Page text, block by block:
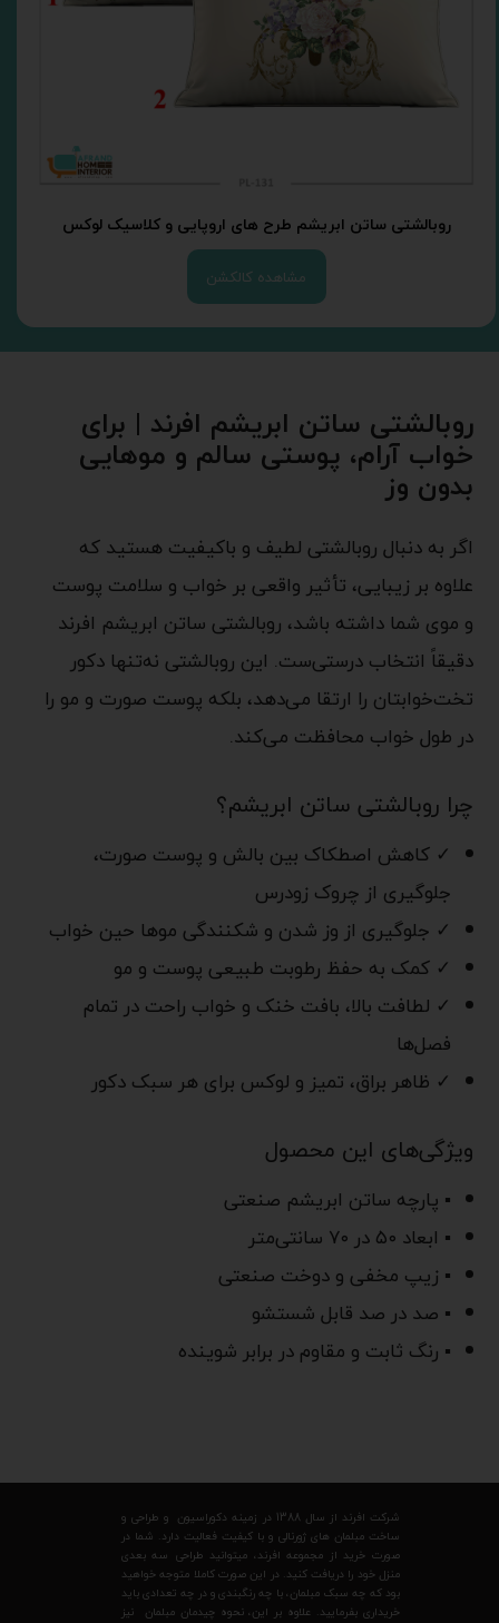
روبالشتی ساتن ابریشم طرح های اروپایی و کلاسیک لوکس
مشاهده کالکشن
روبالشتی ساتن ابریشم افرند | برای
خواب آرام، پوستی سالم و موهایی
بدون وز
اگر به دنبال روبالشتی لطیف و باکیفیت هستید که
علاوه بر زیبایی، تأثیر واقعی بر خواب و سلامت پوست
و موی شما داشته باشد، روبالشتی ساتن ابریشم افرند
دقیقاً انتخاب درستی‌ست. این روبالشتی نه‌تنها دکور
تخت‌خوابتان را ارتقا می‌دهد، بلکه پوست صورت و مو را
در طول خواب محافظت می‌کند.
چرا روبالشتی ساتن ابریشم؟
✓ کاهش اصطکاک بین بالش و پوست صورت،
جلوگیری از چروک زودرس
✓ جلوگیری از وز شدن و شکنندگی موها حین خواب
✓ کمک به حفظ رطوبت طبیعی پوست و مو
✓ لطافت بالا، بافت خنک و خواب راحت در تمام
فصل‌ها
✓ ظاهر براق، تمیز و لوکس برای هر سبک دکور
ویژگی‌های این محصول
▪ پارچه ساتن ابریشم صنعتی
▪ ابعاد ۵۰ در ۷۰ سانتی‌متر
▪ زیپ مخفی و دوخت صنعتی
▪ صد در صد قابل شستشو
▪ رنگ ثابت و مقاوم در برابر شوینده
شرکت افرند از سال 1388 در زمینه دکوراسیون و طراحی و
ساخت مبلمان های ژورنالی و با کیفیت فعالیت دارد. شما در
صورت خرید از مجموعه افرند، میتوانید طراحی سه بعدی
منزل خود را دریافت کنید. در این صورت کاملا متوجه خواهید
بود که چه سبک مبلمان، با چه رنگبندی و در چه تعدادی باید
خریداری بفرمایید. علاوه بر این، نحوه چیدمان مبلمان نیز